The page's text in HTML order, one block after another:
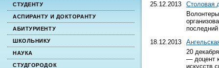
СТУДЕНТУ
АСПИРАНТУ И ДОКТОРАНТУ
АБИТУРИЕНТУ
ШКОЛЬНИКУ
НАУКА
СТУДГОРОДОК
25.12.2013
Столовая
18.12.2013
20
— доцент
искусств